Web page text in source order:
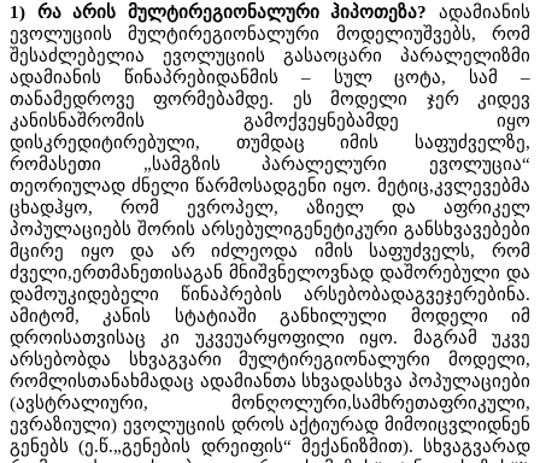
1) რა არის მულტირეგიონალური ჰიპოთეზა? ადამიანის
ევოლუციის მულტირეგიონალური მოდელიუშვებს, რომ
შესაძლებელია ევოლუციის გასაოცარი პარალელიზმი
ადამიანის წინაპრებიდანმის – სულ ცოტა, სამ –
თანამედროვე ფორმებამდე. ეს მოდელი ჯერ კიდევ
კანისნაშრომის გამოქვეყნებამდე იყო
დისკრედიტირებული, თუმდაც იმის საფუძველზე,
რომასეთი „სამგზის პარალელური ევოლუცია“
თეორიულად ძნელი წარმოსადგენი იყო. მეტიც,კვლევებმა
ცხადჰყო, რომ ევროპელ, აზიელ და აფრიკელ
პოპულაციებს შორის არსებულიგენეტიკური განსხვავებები
მცირე იყო და არ იძლეოდა იმის საფუძველს, რომ
ძველი,ერთმანეთისაგან მნიშვნელოვნად დაშორებული და
დამოუკიდებელი წინაპრების არსებობადაგვეჯერებინა.
ამიტომ, კანის სტატიაში განხილული მოდელი იმ
დროისათვისაც კი უკვეუარყოფილი იყო. მაგრამ უკვე
არსებობდა სხვაგვარი მულტირეგიონალური მოდელი,
რომლისთანახმადაც ადამიანთა სხვადასხვა პოპულაციები
(ავსტრალიური, მონღოლური,სამხრეთაფრიკული,
ევრაზიული) ევოლუციის დროს აქტიურად მიმოიცვლიდნენ
გენებს (ე.წ.„გენების დრეიფის“ მექანიზმით). სხვაგვარად